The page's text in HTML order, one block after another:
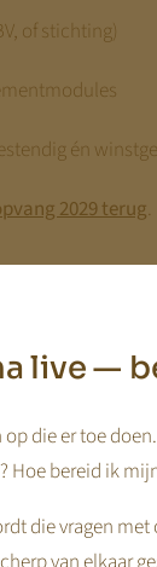
of stichting)
én
2029 terug.
bedrijf en deze (
winst
live —
op die er toe
Hoe bereid ik
die vragen